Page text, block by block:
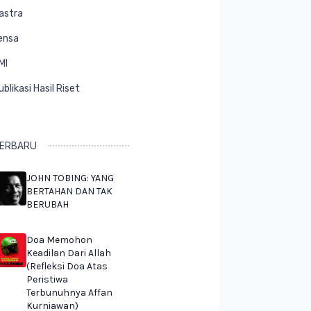
Hasil Riset
JOHN TOBING: YANG
BERTAHAN DAN TAK
BERUBAH
Doa Memohon
Keadilan Dari Allah
(Refleksi Doa Atas
Peristiwa
Terbunuhnya Affan
Kurniawan)